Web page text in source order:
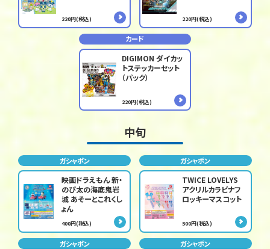
220円(税込) 220円(税込)
カード
DIGIMON ダイカッ
トステッカーセット
（パック）
220円(税込)
中旬
ガシャポン
映画ドラえもん 新・
のび太の海底鬼岩
城 あそーとこれくし
ょん
400円(税込)
ガシャポン
TWICE LOVELYS
アクリルカラビナフ
ロッキーマスコット
500円(税込)
ガシャポン ガシャポン